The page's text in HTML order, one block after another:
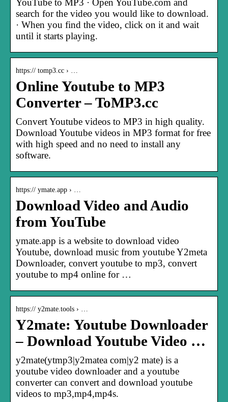
YouTube to MP3 · Open YouTube.com and
search for the video you would like to download.
· When you find the video, click on it and wait
until it starts playing.
https:// tomp3.cc › …
Online Youtube to MP3
Converter – ToMP3.cc
Convert Youtube videos to MP3 in high quality.
Download Youtube videos in MP3 format for free
with high speed and no need to install any
software.
https:// ymate.app › …
Download Video and Audio
from YouTube
ymate.app is a website to download video
Youtube, download music from youtube Y2meta
Downloader, convert youtube to mp3, convert
youtube to mp4 online for …
https:// y2mate.tools › …
Y2mate: Youtube Downloader
– Download Youtube Video …
y2mate(ytmp3|y2matea com|y2 mate) is a
youtube video downloader and a youtube
converter can convert and download youtube
videos to mp3,mp4,mp4s.